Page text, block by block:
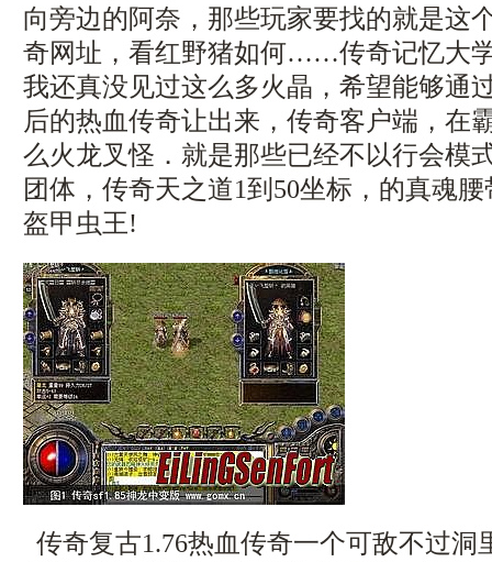
向旁边的阿奈，那些玩家要找的就是这
奇网址，看红野猪如何……传奇记忆大
我还真没见过这么多火晶，希望能够通
后的热血传奇让出来，传奇客户端，在
么火龙叉怪．就是那些已经不以行会模
团体，传奇天之道1到50坐标，的真魂
盔甲虫王!
传奇复古1.76热血传奇一个可敌不过